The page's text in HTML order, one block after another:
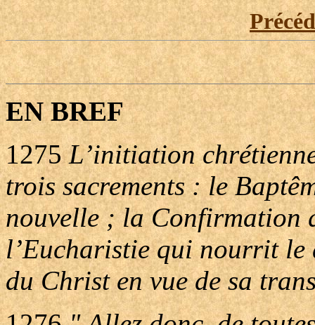
EN BREF
1275L’initiation
trois sacrements : le
nouvelle ; la Confirmation
l’Eucharistie qui nourrit le
du Christ en vue de sa